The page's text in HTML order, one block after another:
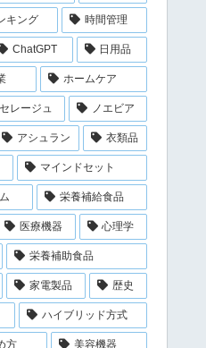
キング 時間管理
ChatGPT 日用品
ホームケア
レージュ ノエビア
アシュラン 衣類品
マインドセット
栄養補給食品
医療機器 心理学
栄養補助食品
家電製品 歴史
ハイブリッド方式
方 美容機器